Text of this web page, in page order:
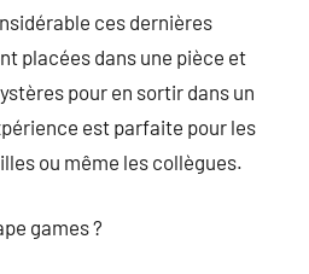
ces dernières
placées dans une pièce et
pour en sortir dans un
est parfaite pour les
ou même les collègues.
games ?